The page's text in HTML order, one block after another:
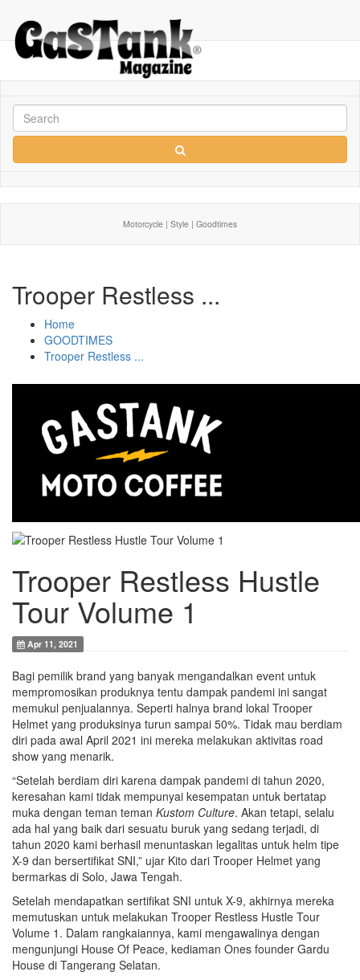
Motorcycle | Style | Goodtimes
Trooper Restless ...
Home
GOODTIMES
Trooper Restless ...
Trooper Restless Hustle
Tour Volume 1
Apr 11, 2021
Bagi pemilik brand yang banyak mengandalkan event untuk
mempromosikan produknya tentu dampak pandemi ini sangat
memukul penjualannya. Seperti halnya brand lokal Trooper
Helmet yang produksinya turun sampai 50%. Tidak mau berdiam
diri pada awal April 2021 ini mereka melakukan aktivitas road
show yang menarik.
“Setelah berdiam diri karena dampak pandemi di tahun 2020,
keresahan kami tidak mempunyai kesempatan untuk bertatap
muka dengan teman teman Kustom Culture. Akan tetapi, selalu
ada hal yang baik dari sesuatu buruk yang sedang terjadi, di
tahun 2020 kami berhasil menuntaskan legalitas untuk helm tipe
X-9 dan bersertifikat SNI,” ujar Kito dari Trooper Helmet yang
bermarkas di Solo, Jawa Tengah.
Setelah mendapatkan sertifikat SNI untuk X-9, akhirnya mereka
memutuskan untuk melakukan Trooper Restless Hustle Tour
Volume 1. Dalam rangkaiannya, kami mengawalinya dengan
mengunjungi House Of Peace, kediaman Ones founder Gardu
House di Tangerang Selatan.